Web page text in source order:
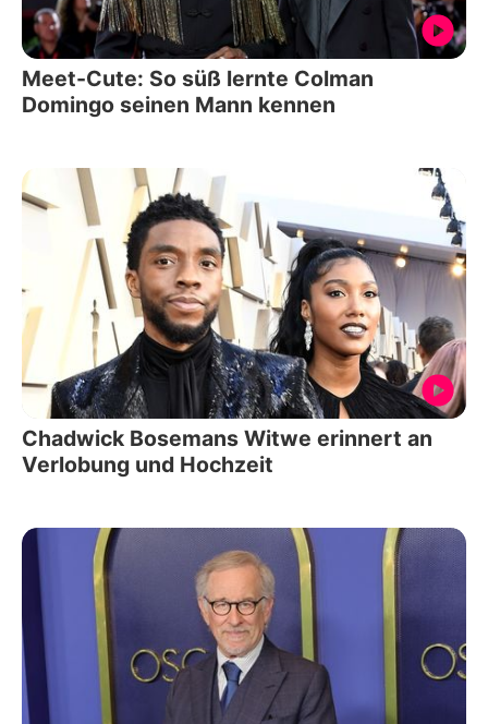
Meet-Cute: So süß lernte Colman
Domingo seinen Mann kennen
Chadwick Bosemans Witwe erinnert an
Verlobung und Hochzeit